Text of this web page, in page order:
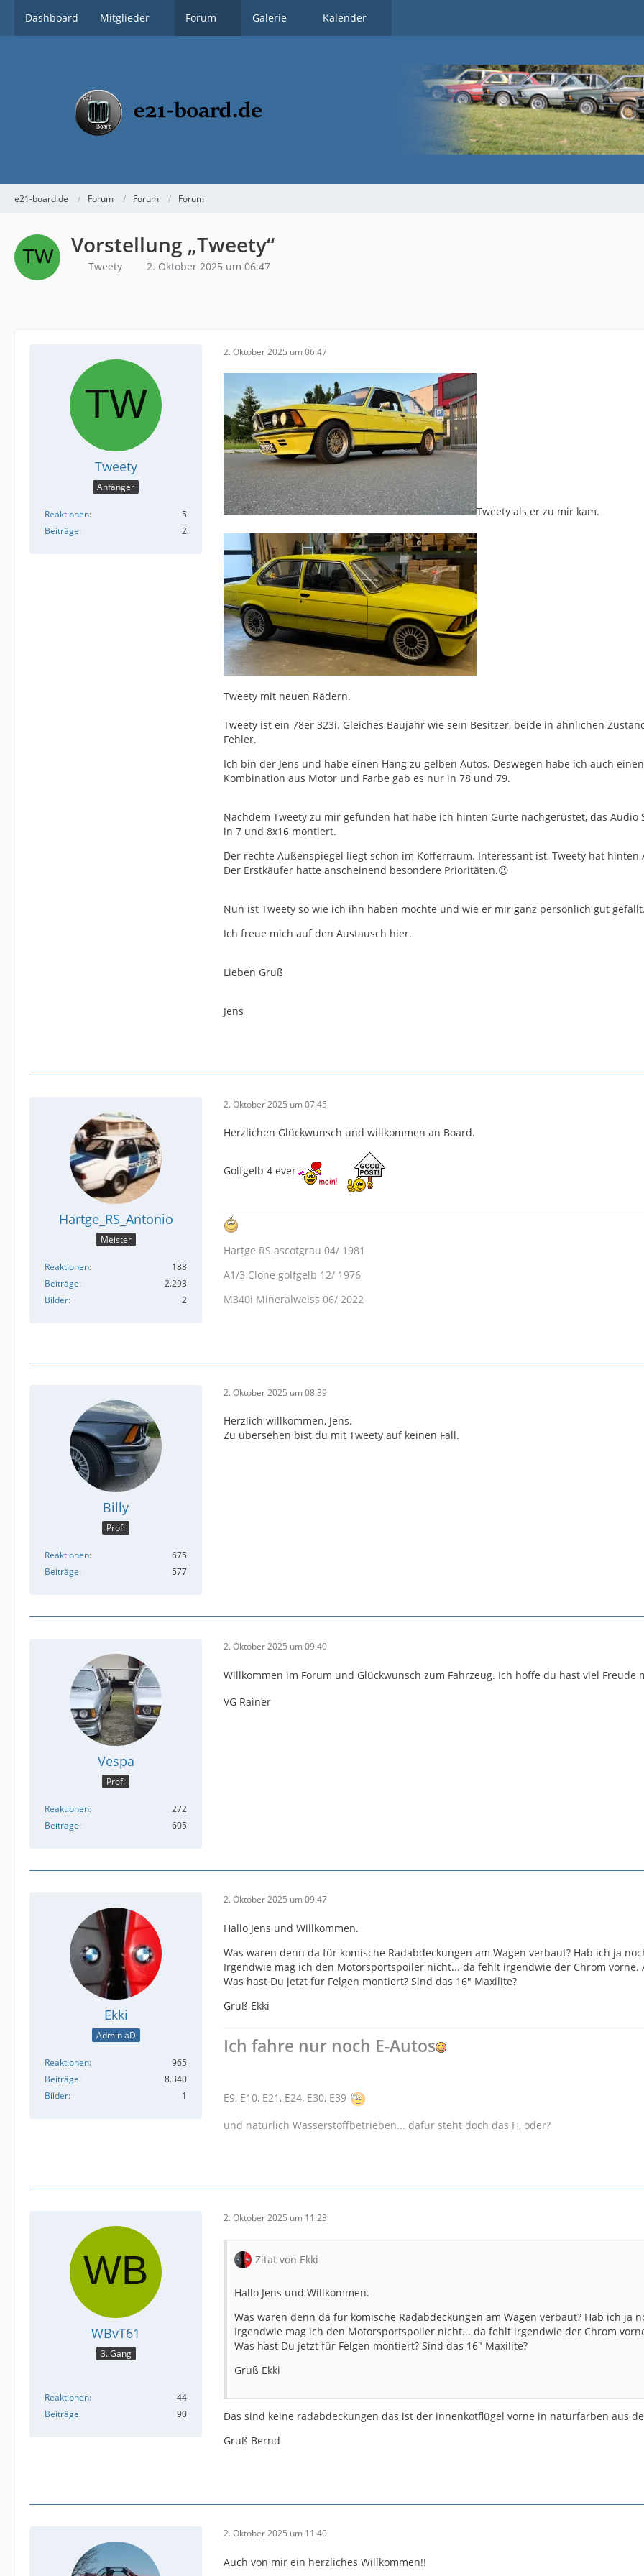
Dashboard Mitglieder Forum Galerie Kalender
e21-board.de Forum Forum Forum
Vorstellung „Tweety“
Tweety 2. Oktober 2025 um 06:47
Tweety
Anfänger
Reaktionen
5
Beiträge
2
2. Oktober 2025 um 06:47
Tweety als er zu mir kam.
Tweety mit neuen Rädern.
Tweety ist ein 78er 323i. Gleiches Baujahr wie sein Besitzer, beide in ähnlichen
Fehler.
Ich bin der Jens und habe einen Hang zu gelben Autos. Deswegen habe ich auch
Kombination aus Motor und Farbe gab es nur in 78 und 79.
Nachdem Tweety zu mir gefunden hat habe ich hinten Gurte nachgerüstet, das
in 7 und 8x16 montiert.
Der rechte Außenspiegel liegt schon im Kofferraum. Interessant ist, Tweety hat
Der Erstkäufer hatte anscheinend besondere Prioritäten.😉
Nun ist Tweety so wie ich ihn haben möchte und wie er mir ganz persönlich gut
Ich freue mich auf den Austausch hier.
Lieben Gruß
Jens
Hartge_RS_Antonio
Meister
Reaktionen
188
Beiträge
2.293
Bilder
2
2. Oktober 2025 um 07:45
Herzlichen Glückwunsch und willkommen an Board.
Golfgelb 4 ever
Hartge RS ascotgrau 04/ 1981
A1/3 Clone golfgelb 12/ 1976
M340i Mineralweiss 06/ 2022
Billy
Profi
Reaktionen
675
Beiträge
577
2. Oktober 2025 um 08:39
Herzlich willkommen, Jens.
Zu übersehen bist du mit Tweety auf keinen Fall.
Vespa
Profi
Reaktionen
272
Beiträge
605
2. Oktober 2025 um 09:40
Willkommen im Forum und Glückwunsch zum Fahrzeug. Ich hoffe du hast viel
VG Rainer
Ekki
Admin aD
Reaktionen
965
Beiträge
8.340
Bilder
1
2. Oktober 2025 um 09:47
Hallo Jens und Willkommen.
Was waren denn da für komische Radabdeckungen am Wagen verbaut? Hab ich ja
Irgendwie mag ich den Motorsportspoiler nicht... da fehlt irgendwie der Chrom vorne.
Was hast Du jetzt für Felgen montiert? Sind das 16" Maxilite?
Gruß Ekki
Ich fahre nur noch E-Autos
E9, E10, E21, E24, E30, E39
und natürlich Wasserstoffbetrieben... dafür steht doch das H, oder?
WBvT61
3. Gang
Reaktionen
44
Beiträge
90
2. Oktober 2025 um 11:23
Zitat von Ekki
Hallo Jens und Willkommen.
Was waren denn da für komische Radabdeckungen am Wagen verbaut? Hab ich ja
Irgendwie mag ich den Motorsportspoiler nicht... da fehlt irgendwie der Chrom
Was hast Du jetzt für Felgen montiert? Sind das 16" Maxilite?
Gruß Ekki
Das sind keine radabdeckungen das ist der innenkotflügel vorne in naturfarben aus
Gruß Bernd
2. Oktober 2025 um 11:40
Auch von mir ein herzliches Willkommen!!